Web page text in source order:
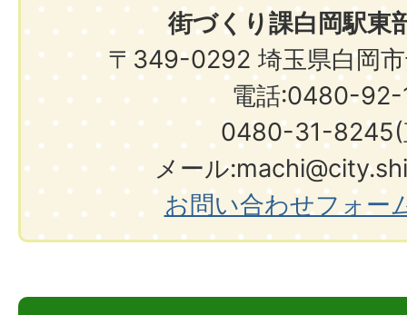
街づくり課白岡駅東
〒349-0292 埼玉県白岡
電話:0480-92-
0480-31-8245(
メール
お問い合わせフォー